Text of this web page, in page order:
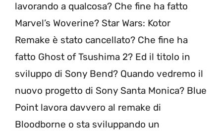
lavorando a qualcosa? Che fine ha fatto
Marvel’s Woverine? Star Wars: Kotor
Remake è stato cancellato? Che fine ha
fatto Ghost of Tsushima 2? Ed il titolo in
sviluppo di Sony Bend? Quando vedremo il
nuovo progetto di Sony Santa Monica? Blue
Point lavora davvero al remake di
Bloodborne o sta sviluppando un